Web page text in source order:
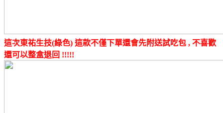
這次東祐生技(綠色) 這款不僅下單還會先附送試吃包 , 不喜歡
還可以整盒退回 !!!!!